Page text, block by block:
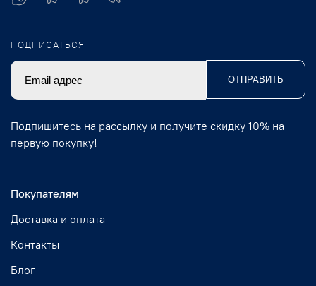
Покупателям
Доставка и оплата
Контакты
Блог
ПОДПИСАТЬСЯ
ОТПРАВИТЬ
Подпишитесь на рассылку и получите скидку 10% на
первую покупку!